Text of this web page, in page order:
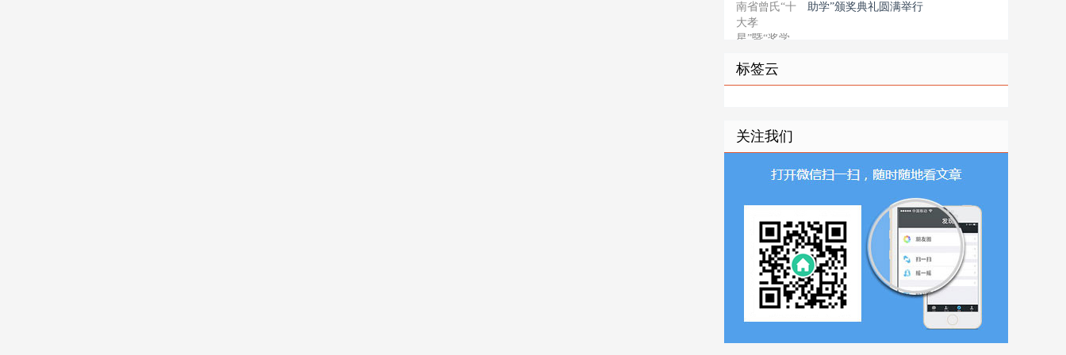
助学”颁奖典礼圆满举行
标签云
关注我们